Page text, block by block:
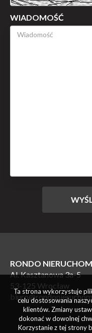
WIADOMOŚĆ
RONDO
Al. Kasztanowa 3a-5
53-125 Wrocław
Ta strona wykorzystuje
celu dostosowania
klientów. Zmiany
dokonać w dowolnej
Korzystanie z tej strony